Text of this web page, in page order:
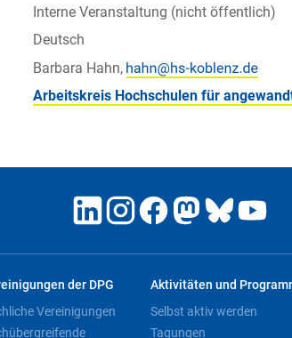
Interne Veranstaltung (nicht öffentlich)
Deutsch
Barbara Hahn,
Arbeitskreis Hochschulen für
der DPG
Vereinigungen
Aktivitäten und
Selbst aktiv werden
Tagungen